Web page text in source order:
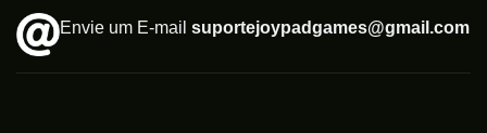
Envie um E-mail suportejoypadgames@gmail.com